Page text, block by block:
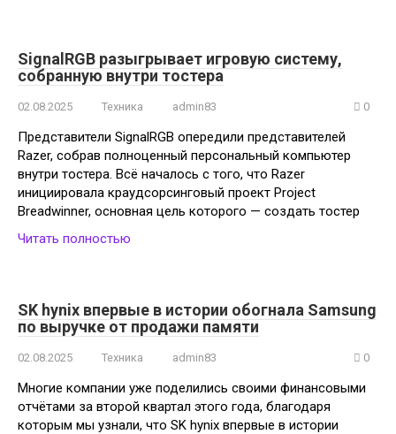
SignalRGB разыгрывает игровую систему,
собранную внутри тостера
02.08.2025 Техника admin83 0
Представители SignalRGB опередили представителей
Razer, собрав полноценный персональный компьютер
внутри тостера. Всё началось с того, что Razer
инициировала краудсорсинговый проект Project
Breadwinner, основная цель которого — создать тостер
Читать полностью
SK hynix впервые в истории обогнала Samsung
по выручке от продажи памяти
02.08.2025 Техника admin83 0
Многие компании уже поделились своими финансовыми
отчётами за второй квартал этого года, благодаря
которым мы узнали, что SK hynix впервые в истории